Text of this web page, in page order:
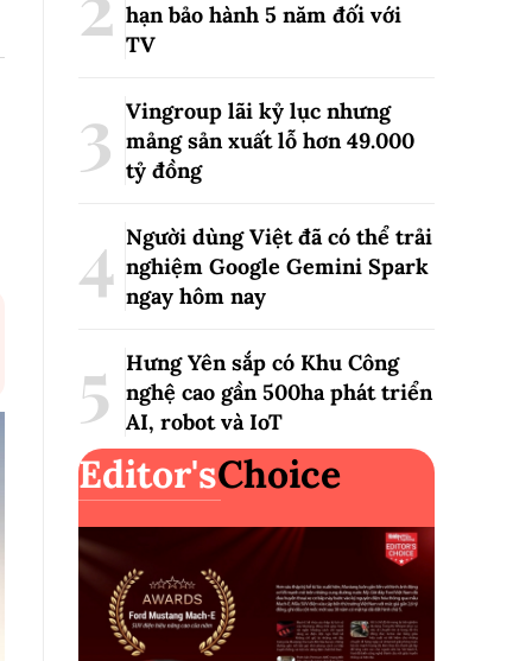
hạn bảo hành 5 năm đối với
TV
Vingroup lãi kỷ lục nhưng
mảng sản xuất lỗ hơn 49.000
tỷ đồng
Người dùng Việt đã có thể trải
nghiệm Google Gemini Spark
ngay hôm nay
Hưng Yên sắp có Khu Công
nghệ cao gần 500ha phát triển
AI, robot và IoT
Editor'sChoice